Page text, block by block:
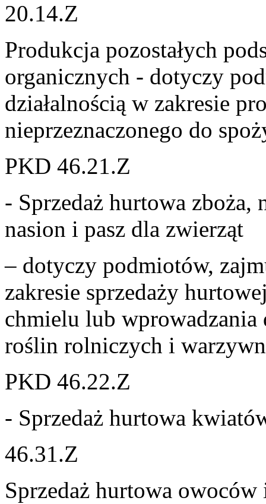
20.14.Z
Produkcja pozostałych
organicznych - dotyczy
działalnością w zakresie
nieprzeznaczonego do
PKD 46.21.Z
- Sprzedaż hurtowa
nasion i pasz dla zwierząt
– dotyczy podmiotów,
zakresie sprzedaży
chmielu lub wprowadzania
roślin rolniczych i
PKD 46.22.Z
- Sprzedaż hurtowa
46.31.Z
Sprzedaż hurtowa